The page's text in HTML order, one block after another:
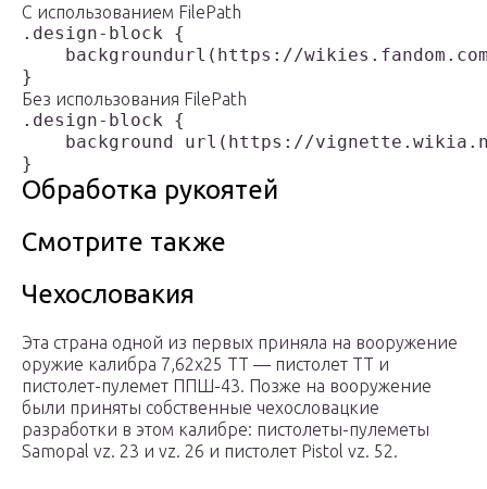
С использованием FilePath
.design-block {
backgroundurl(https://
Без использования FilePath
.design-block {
background url(https://
Обработка рукоятей
Смотрите также
Чехословакия
Эта страна одной из первых приняла на вооружение
оружие калибра 7,62х25 ТТ — пистолет ТТ и
пистолет-пулемет ППШ-43. Позже на вооружение
были приняты собственные чехословацкие
разработки в этом калибре: пистолеты-пулеметы
Samopal vz. 23 и vz. 26 и пистолет Pistol vz. 52.